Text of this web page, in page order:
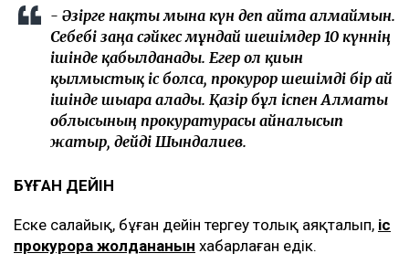
- Әзірге нақты мына күн деп айта алмаймын.
Себебі заңға сәйкес мұндай шешімдер 10 күннің
ішінде қабылданады. Егер ол қиын
қылмыстық іс болса, прокурор шешімді бір ай
ішінде шығара алады. Қазір бұл іспен Алматы
облысының прокуратурасы айналысып
жатыр, дейді Шындалиев.
БҰҒАН ДЕЙІН
Еске салайық, бұған дейін тергеу толық аяқталып, іс
прокурорға жолданғанын хабарлаған едік.